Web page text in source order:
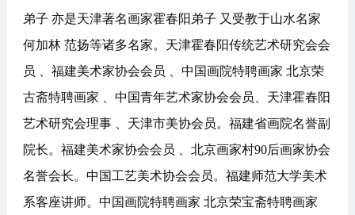
弟子 亦是天津著名画家霍春阳弟子 又受教于山水名家
何加林 范扬等诸多名家。天津霍春阳传统艺术研究会会
员 、福建美术家协会会员 、中国画院特聘画家 北京荣
古斋特聘画家 、中国青年艺术家协会会员、天津霍春阳
艺术研究会理事 、天津市美协会员。福建省画院名誉副
院长。福建美术家协会会员 、北京画家村90后画家协会
名誉会长。中国工艺美术协会会员。福建师范大学美术
系客座讲师。中国画院特聘画家 北京荣宝斋特聘画家